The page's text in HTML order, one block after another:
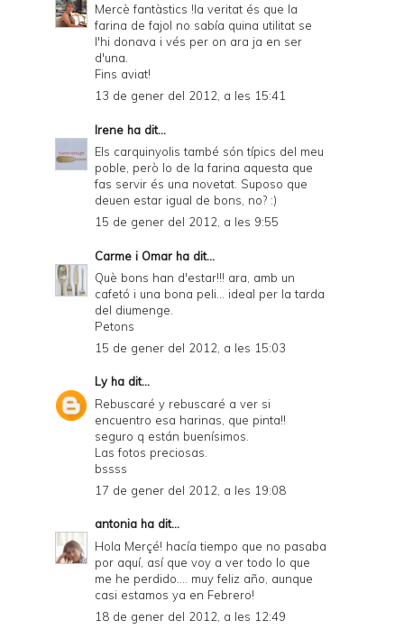
Mercè fantàstics !la veritat és que la
farina de fajol no sabía quina utilitat se
l'hi donava i vés per on ara ja en ser
d'una.
Fins aviat!
13 de gener del 2012, a les 15:41
Irene ha dit...
Els carquinyolis també són típics del meu
poble, però lo de la farina aquesta que
fas servir és una novetat. Suposo que
deuen estar igual de bons, no? :)
15 de gener del 2012, a les 9:55
Carme i Omar ha dit...
Què bons han d'estar!!! ara, amb un
cafetó i una bona peli... ideal per la tarda
del diumenge.
Petons
15 de gener del 2012, a les 15:03
Lyha dit...
Rebuscaré y rebuscaré a ver si
encuentro esa harinas, que pinta!!
seguro q están buenísimos.
Las fotos preciosas.
bssss
17 de gener del 2012, a les 19:08
antonia ha dit...
Hola Merçé! hacía tiempo que no pasaba
por aquí, así que voy a ver todo lo que
me he perdido.... muy feliz año, aunque
casi estamos ya en Febrero!
18 de gener del 2012, a les 12:49